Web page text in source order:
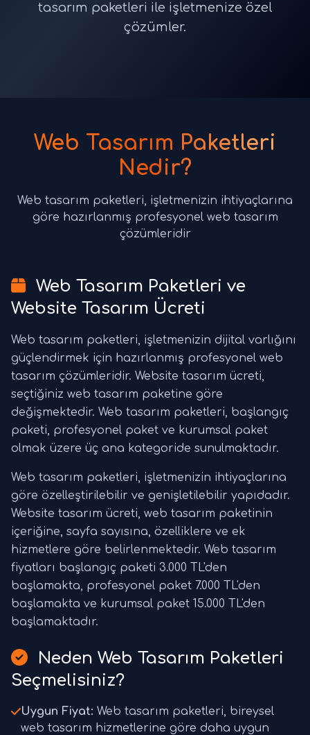
tasarım paketleri ile işletmenize özel
çözümler.
Web Tasarım Paketleri
Nedir?
Web tasarım paketleri, işletmenizin ihtiyaçlarına
göre hazırlanmış profesyonel web tasarım
çözümleridir
Web Tasarım Paketleri ve
Website Tasarım Ücreti
Web tasarım paketleri, işletmenizin dijital varlığını
güçlendirmek için hazırlanmış profesyonel web
tasarım çözümleridir. Website tasarım ücreti,
seçtiğiniz web tasarım paketine göre
değişmektedir. Web tasarım paketleri, başlangıç
paketi, profesyonel paket ve kurumsal paket
olmak üzere üç ana kategoride sunulmaktadır.
Web tasarım paketleri, işletmenizin ihtiyaçlarına
göre özelleştirilebilir ve genişletilebilir yapıdadır.
Website tasarım ücreti, web tasarım paketinin
içeriğine, sayfa sayısına, özelliklere ve ek
hizmetlere göre belirlenmektedir. Web tasarım
fiyatları başlangıç paketi 3.000 TL'den
başlamakta, profesyonel paket 7.000 TL'den
başlamakta ve kurumsal paket 15.000 TL'den
başlamaktadır.
Neden Web Tasarım Paketleri
Seçmelisiniz?
Uygun Fiyat: Web tasarım paketleri, bireysel
web tasarım hizmetlerine göre daha uygun